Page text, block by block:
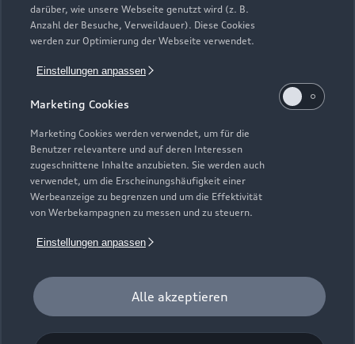
darüber, wie unsere Webseite genutzt wird (z. B.
Anzahl der Besuche, Verweildauer). Diese Cookies
werden zur Optimierung der Webseite verwendet.
Einstellungen anpassen
Marketing Cookies
Marketing Cookies werden verwendet, um für die
Benutzer relevantere und auf deren Interessen
zugeschnittene Inhalte anzubieten. Sie werden auch
verwendet, um die Erscheinungshäufigkeit einer
Werbeanzeige zu begrenzen und um die Effektivität
von Werbekampagnen zu messen und zu steuern.
Einstellungen anpassen
Alle akzeptieren
06749 Bitterfeld-Wolfen
03493 3740
info@otto-grimm.de
Öffnungszeiten